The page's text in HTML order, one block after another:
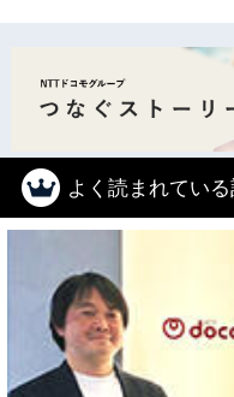
よく読まれてい